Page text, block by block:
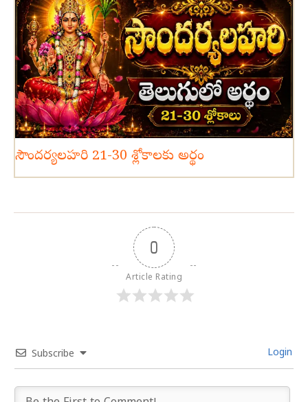
సౌందర్యలహరి 21-30 శ్లోకాలకు అర్థం
0
Article Rating
Subscribe Login